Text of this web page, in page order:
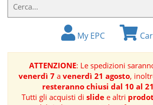
FORMATORE
BOOK
RIVISTE
My EPC
ATTENZIONE: Le spedizioni
venerdì 7a venerdì 21 agosto,
resteranno chiusi dal 10 al
Tutti gli acquisti di slidee altri